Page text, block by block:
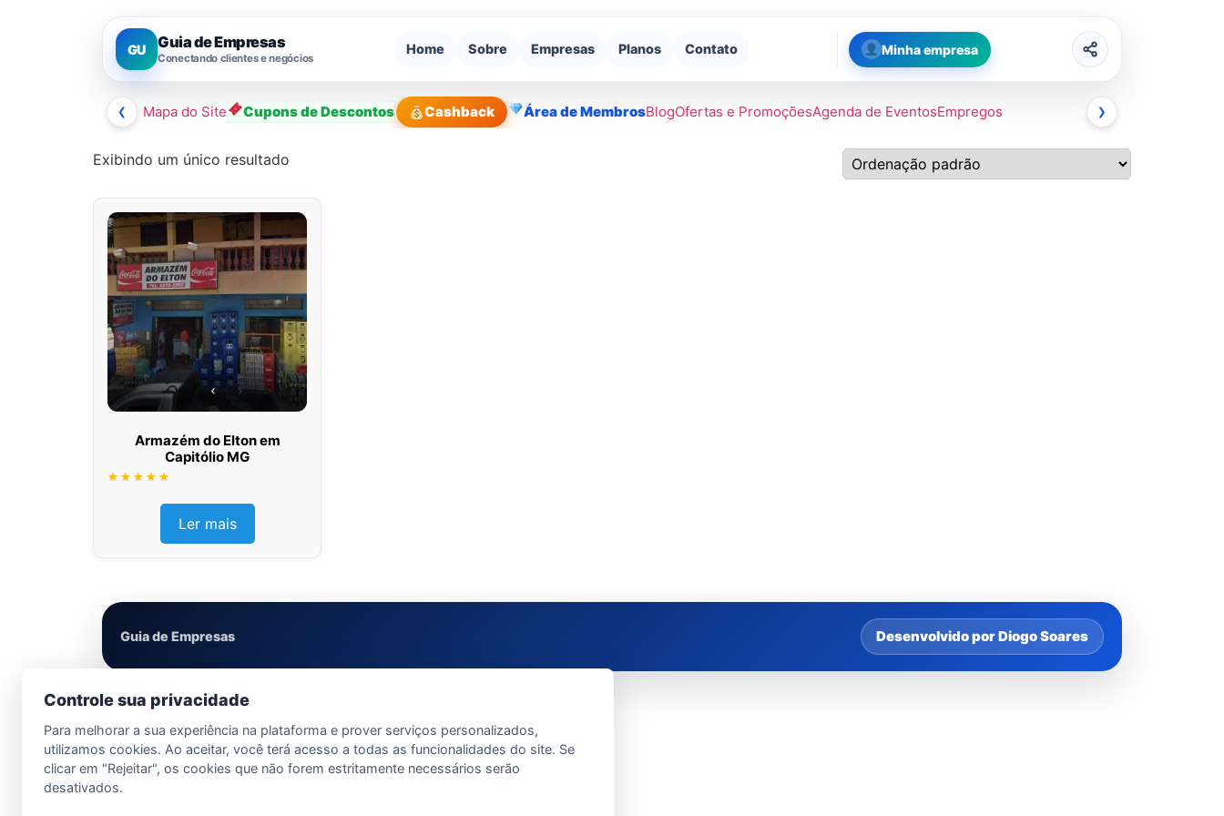
GU Guia de Empresas
Conectando clientes e negócios
Home Sobre Empresas Planos Contato Minha empresa
❮ Mapa do Site Cupons de Descontos Cashback Área de MembrosBlogOfertas e PromoçõesAgenda de EventosEmpregos ❯
Exibindo um único resultado
Armazém do Elton em
Capitólio MG
Ler mais
Guia de Empresas Desenvolvido por Diogo Soares
Controle sua privacidade
Para melhorar a sua experiência na plataforma e prover serviços personalizados,
utilizamos cookies. Ao aceitar, você terá acesso a todas as funcionalidades do site. Se
clicar em "Rejeitar", os cookies que não forem estritamente necessários serão
desativados.